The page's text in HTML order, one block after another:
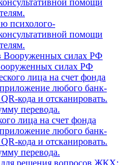
психолого-
помощи
силах РФ
лица на счет фонда
любого банк-
кода и отсканировать.
перевода.